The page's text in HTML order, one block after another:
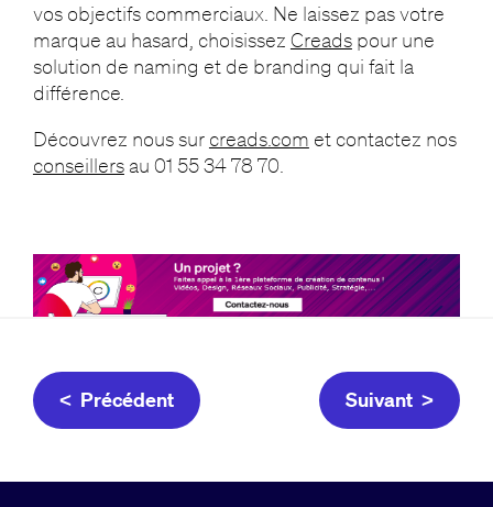
vos objectifs commerciaux. Ne laissez pas votre
marque au hasard, choisissez Creadspour une
solution de naming et de branding qui fait la
différence.
Découvrez nous sur creads.com et contactez nos
conseillersau 01 55 34 78 70.
< Précédent Suivant >